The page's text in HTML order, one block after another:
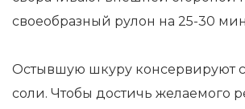
своеобразный рулон на 25-30
Остывшую шкуру консервируют
соли. Чтобы достичь желаемого